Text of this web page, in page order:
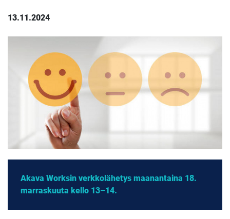
13.11.2024
Akava Worksin verkkolähetys maanantaina 18.
marraskuuta kello 13–14.